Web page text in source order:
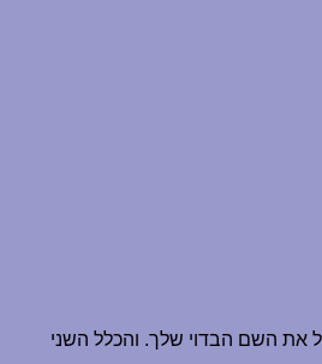
את השם הבדוי שלך. והכלל השני